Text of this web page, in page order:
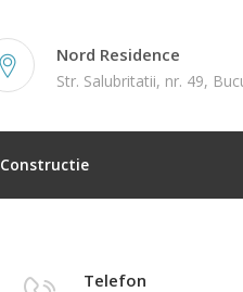
Nord Residence
Str. Salubritatii, nr. 49,
Constructie
Telefon